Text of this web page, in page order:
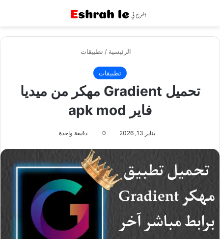
الرئيسية / تطبيقات
تطبيقات
تحميل Gradient مهكر من ميديا
فاير apk mod
يناير 13, 2026 0 دقيقة واحدة